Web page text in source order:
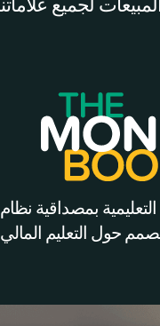
التعليمية بمصداقية نظام